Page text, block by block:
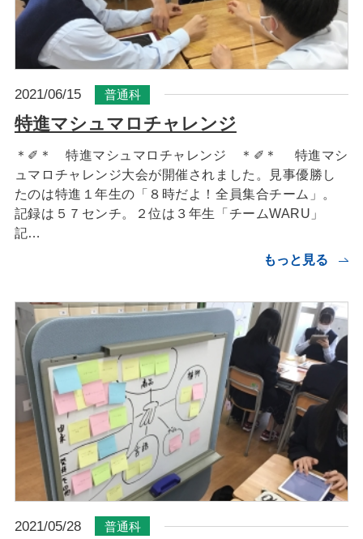
2021/06/15 普通科
特進マシュマロチャレンジ
＊✐＊ 特進マシュマロチャレンジ ＊✐＊ 特進マシ
ュマロチャレンジ大会が開催されました。見事優勝し
たのは特進１年生の「８時だよ！全員集合チーム」。
記録は５７センチ。２位は３年生「チームWARU」
記…
もっと見る
2021/05/28 普通科